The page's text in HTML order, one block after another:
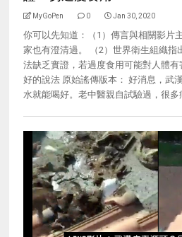
MyGoPen 0 Jan 30, 2020
你可以先知道：（1）傳言與相關影片
家也有澄清過。 （2）世界衛生組織指
法缺乏實證，若過度食用可能對人體
好的說法 原始謠傳版本： 好消息，武
水就能喝好。老中醫親自試驗過，很多